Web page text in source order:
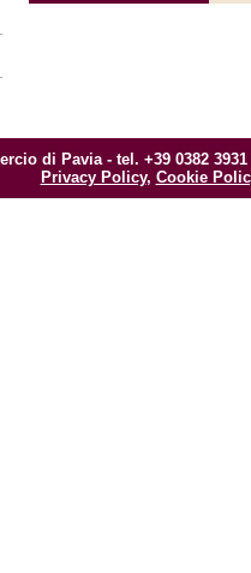
di Pavia - tel. +39 0382
Privacy Policy, Cookie